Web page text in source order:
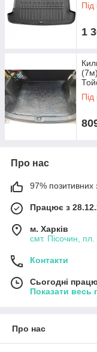
1
Про нас
97% позитивних
Працює з
м. Харків
смт. Пісочин,
Контакти
Сьогодні
Показати весь
Про нас